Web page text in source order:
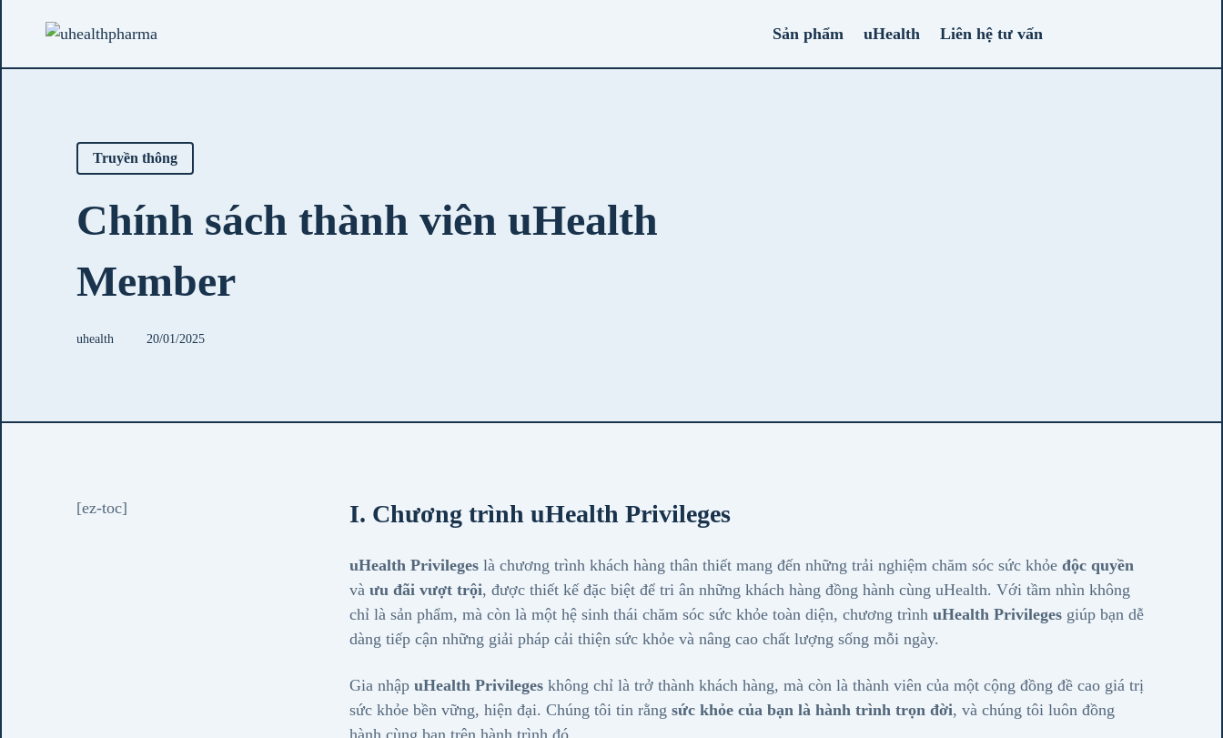
Sản phẩm uHealth Liên hệ tư vấn
Truyền thông
Chính sách thành viên uHealth
Member
uhealth 20/01/2025
[ez-toc] I. Chương trình uHealth Privileges
uHealth Privileges là chương trình khách hàng thân thiết mang đến những trải nghiệm chăm sóc sức khỏe độc quyền
và ưu đãi vượt trội, được thiết kế đặc biệt để tri ân những khách hàng đồng hành cùng uHealth. Với tầm nhìn không
chỉ là sản phẩm, mà còn là một hệ sinh thái chăm sóc sức khỏe toàn diện, chương trình uHealth Privileges giúp bạn dễ
dàng tiếp cận những giải pháp cải thiện sức khỏe và nâng cao chất lượng sống mỗi ngày.
Gia nhập uHealth Privileges không chỉ là trở thành khách hàng, mà còn là thành viên của một cộng đồng đề cao giá trị
sức khỏe bền vững, hiện đại. Chúng tôi tin rằng sức khỏe của bạn là hành trình trọn đời, và chúng tôi luôn đồng
hành cùng bạn trên hành trình đó.